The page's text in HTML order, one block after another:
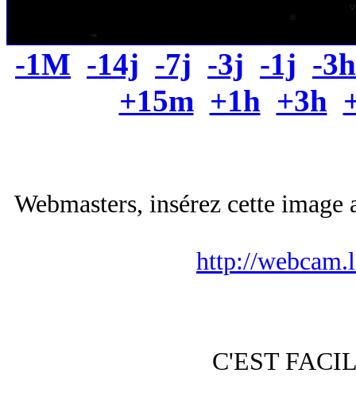
-1M -14j -7j -3j -1j -3h
+15m +1h +3h
Webmasters, insérez cette
http://
C'EST